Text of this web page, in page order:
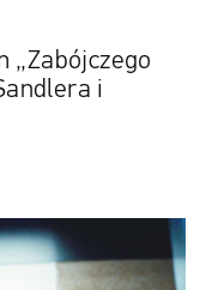
„Zabójczego
i